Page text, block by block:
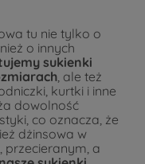
tu nie tylko o
o innych
sukienki
, ale też
kurtki i inne
dowolność
co oznacza, że
dżinsowa w
przecieranym, a